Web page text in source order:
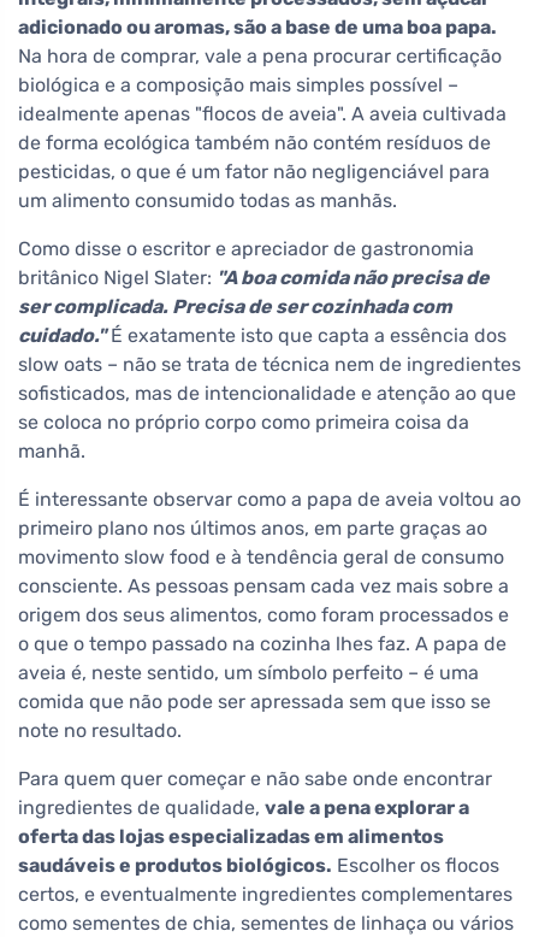
adicionado ou aromas, são a base de uma boa papa.
Na hora de comprar, vale a pena procurar certificação
biológica e a composição mais simples possível –
idealmente apenas "flocos de aveia". A aveia cultivada
de forma ecológica também não contém resíduos de
pesticidas, o que é um fator não negligenciável para
um alimento consumido todas as manhãs.
Como disse o escritor e apreciador de gastronomia
britânico Nigel Slater: "A boa comida não precisa de
ser complicada. Precisa de ser cozinhada com
cuidado."É exatamente isto que capta a essência dos
slow oats – não se trata de técnica nem de ingredientes
sofisticados, mas de intencionalidade e atenção ao que
se coloca no próprio corpo como primeira coisa da
manhã.
É interessante observar como a papa de aveia voltou ao
primeiro plano nos últimos anos, em parte graças ao
movimento slow food e à tendência geral de consumo
consciente. As pessoas pensam cada vez mais sobre a
origem dos seus alimentos, como foram processados e
o que o tempo passado na cozinha lhes faz. A papa de
aveia é, neste sentido, um símbolo perfeito – é uma
comida que não pode ser apressada sem que isso se
note no resultado.
Para quem quer começar e não sabe onde encontrar
ingredientes de qualidade, vale a pena explorar a
oferta das lojas especializadas em alimentos
saudáveis e produtos biológicos. Escolher os flocos
certos, e eventualmente ingredientes complementares
como sementes de chia, sementes de linhaça ou vários